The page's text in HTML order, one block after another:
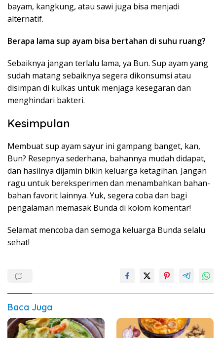
bayam, kangkung, atau sawi juga bisa menjadi
alternatif.
Berapa lama sup ayam bisa bertahan di suhu ruang?
Sebaiknya jangan terlalu lama, ya Bun. Sup ayam yang
sudah matang sebaiknya segera dikonsumsi atau
disimpan di kulkas untuk menjaga kesegaran dan
menghindari bakteri.
Kesimpulan
Membuat sup ayam sayur ini gampang banget, kan,
Bun? Resepnya sederhana, bahannya mudah didapat,
dan hasilnya dijamin bikin keluarga ketagihan. Jangan
ragu untuk bereksperimen dan menambahkan bahan-
bahan favorit lainnya. Yuk, segera coba dan bagi
pengalaman memasak Bunda di kolom komentar!
Selamat mencoba dan semoga keluarga Bunda selalu
sehat!
Baca Juga